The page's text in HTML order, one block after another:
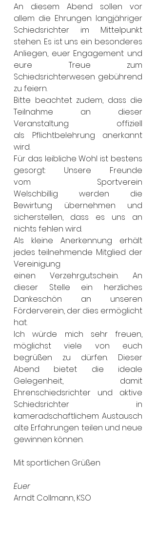
An diesem Abend sollen vor
allem die Ehrungen langjähriger
Schiedsrichter im Mittelpunkt
stehen. Es ist uns ein besonderes
Anliegen, euer Engagement und
eure Treue zum
Schiedsrichterwesen gebührend
zu feiern.
Bitte beachtet zudem, dass die
Teilnahme an dieser
Veranstaltung offiziell
als Pflichtbelehrung anerkannt
wird.
Für das leibliche Wohl ist bestens
gesorgt: Unsere Freunde
vom Sportverein
Welschbillig werden die
Bewirtung übernehmen und
sicherstellen, dass es uns an
nichts fehlen wird.
Als kleine Anerkennung erhält
jedes teilnehmende Mitglied der
Vereinigung
einen Verzehrgutschein. An
dieser Stelle ein herzliches
Dankeschön an unseren
Förderverein, der dies ermöglicht
hat.
Ich würde mich sehr freuen,
möglichst viele von euch
begrüßen zu dürfen. Dieser
Abend bietet die ideale
Gelegenheit, damit
Ehrenschiedsrichter und aktive
Schiedsrichter in
kameradschaftlichem Austausch
alte Erfahrungen teilen und neue
gewinnen können.
Mit sportlichen Grüßen
Euer
Arndt Collmann, KSO